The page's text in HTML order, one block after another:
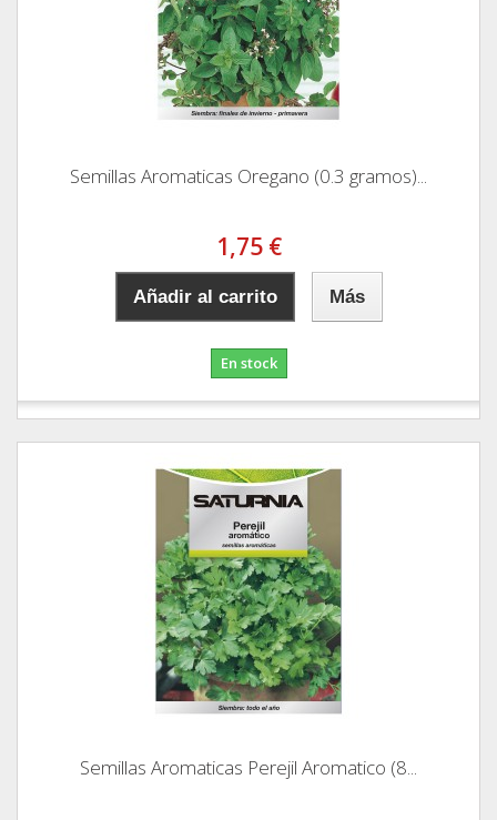
Semillas Aromaticas Oregano (0.3 gramos)...
1,75 €
Añadir al carrito Más
En stock
Semillas Aromaticas Perejil Aromatico (8...